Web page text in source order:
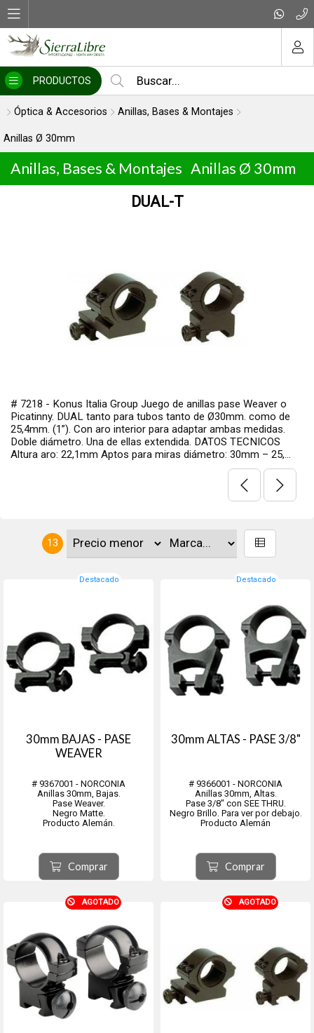
PRODUCTOS
Óptica & Accesorios Anillas, Bases & Montajes
Anillas Ø 30mm
Anillas, Bases & Montajes Anillas Ø 30mm
DUAL-T
# 7218 - Konus Italia Group Juego de anillas pase Weaver o
Picatinny. DUAL tanto para tubos tanto de Ø30mm. como de
25,4mm. (1”). Con aro interior para adaptar ambas medidas.
Doble diámetro. Una de ellas extendida. DATOS TECNICOS
Altura aro: 22,1mm Aptos para miras diámetro: 30mm – 25,...
13
Destacado
30mm BAJAS - PASE
WEAVER
# 9367001 - NORCONIA
Anillas 30mm, Bajas.
Pase Weaver.
Negro Matte.
Producto Alemán.
Comprar
Destacado
30mm ALTAS - PASE 3/8"
# 9366001 - NORCONIA
Anillas 30mm, Altas.
Pase 3/8" con SEE THRU.
Negro Brillo. Para ver por debajo.
Producto Alemán
Comprar
AGOTADO AGOTADO